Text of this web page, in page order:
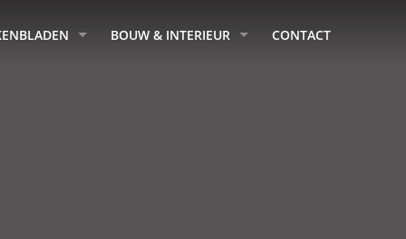
BOUW & INTERIEUR CONTACT